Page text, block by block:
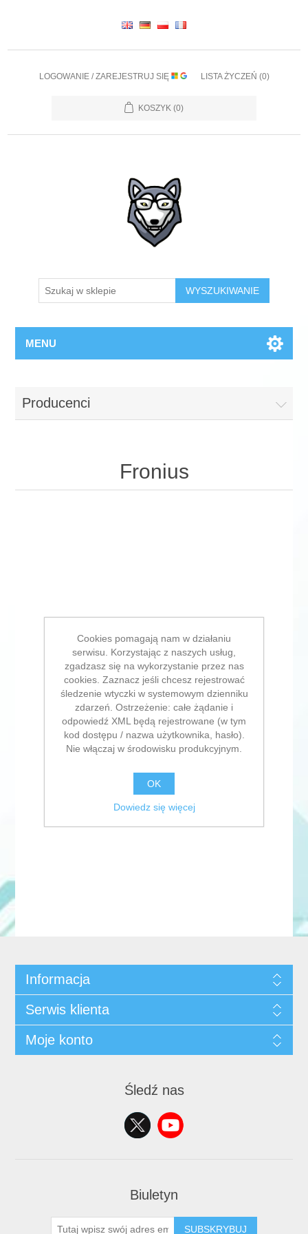
LOGOWANIE / ZAREJESTRUJ SIĘ LISTA ŻYCZEŃ (0)
KOSZYK (0)
WYSZUKIWANIE
MENU
Producenci
Fronius
Informacja
Serwis klienta
Moje konto
Śledź nas
Biuletyn
SUBSKRYBUJ
Cookies pomagają nam w działaniu
serwisu. Korzystając z naszych usług,
zgadzasz się na wykorzystanie przez nas
cookies. Zaznacz jeśli chcesz rejestrować
śledzenie wtyczki w systemowym dzienniku
zdarzeń. Ostrzeżenie: całe żądanie i
odpowiedź XML będą rejestrowane (w tym
kod dostępu / nazwa użytkownika, hasło).
Nie włączaj w środowisku produkcyjnym.
OK
Dowiedz się więcej